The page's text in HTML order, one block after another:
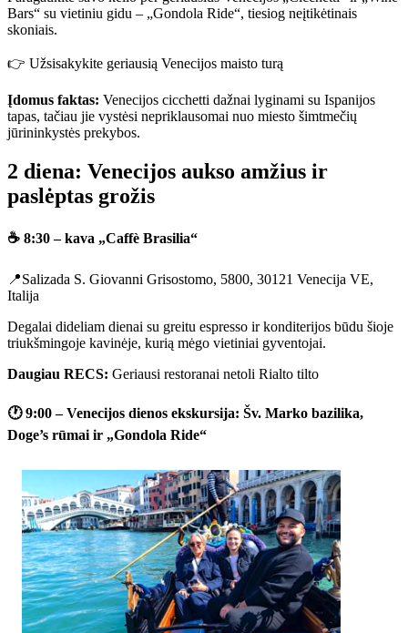
Bars“ su vietiniu gidu – „Gondola Ride“, tiesiog neįtikėtinais
skoniais.
👉 Užsisakykite geriausią Venecijos maisto turą
Įdomus faktas: Venecijos cicchetti dažnai lyginami su Ispanijos
tapas, tačiau jie vystėsi nepriklausomai nuo miesto šimtmečių
jūrininkystės prekybos.
2 diena: Venecijos aukso amžius ir
paslėptas grožis
☕ 8:30 – kava „Caffè Brasilia“
📍Salizada S. Giovanni Grisostomo, 5800, 30121 Venecija VE,
Italija
Degalai dideliam dienai su greitu espresso ir konditerijos būdu šioje
triukšmingoje kavinėje, kurią mėgo vietiniai gyventojai.
Daugiau RECS: Geriausi restoranai netoli Rialto tilto
🕐9:00 – Venecijos dienos ekskursija: Šv. Marko bazilika,
Doge’s rūmai ir „Gondola Ride“